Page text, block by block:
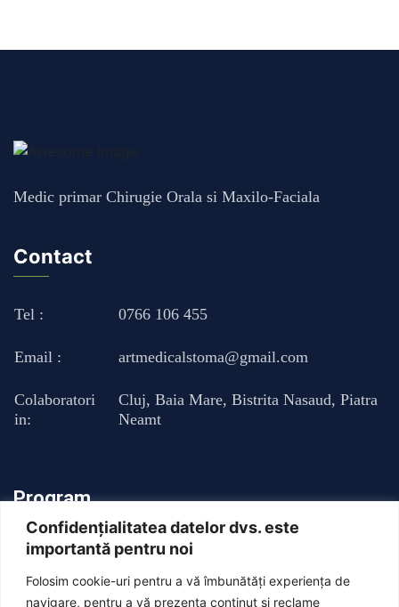
Confidențialitatea datelor dvs. este
importantă pentru noi
Folosim cookie-uri pentru a vă îmbunătăți experiența de
navigare, pentru a vă prezenta conținut și reclame
Medic primar Chirugie Orala si Maxilo-Faciala
Contact
Tel : 0766 106 455
Email : artmedicalstoma@gmail.com
Colaboratori
in:
Cluj, Baia Mare, Bistrita Nasaud, Piatra
Neamt
Program
Luni - Vineri : 13:00 - 20:00
Sambata: Inchis